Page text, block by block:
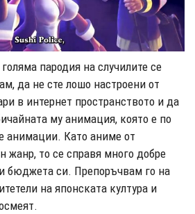
пародия на случилите се
да не сте лошо настроени от
в интернет пространството и да
му анимация, която е по
анимации. Като аниме от
жанр, то се справя много добре
бюджета си. Препоръчвам го на
на японската култура и